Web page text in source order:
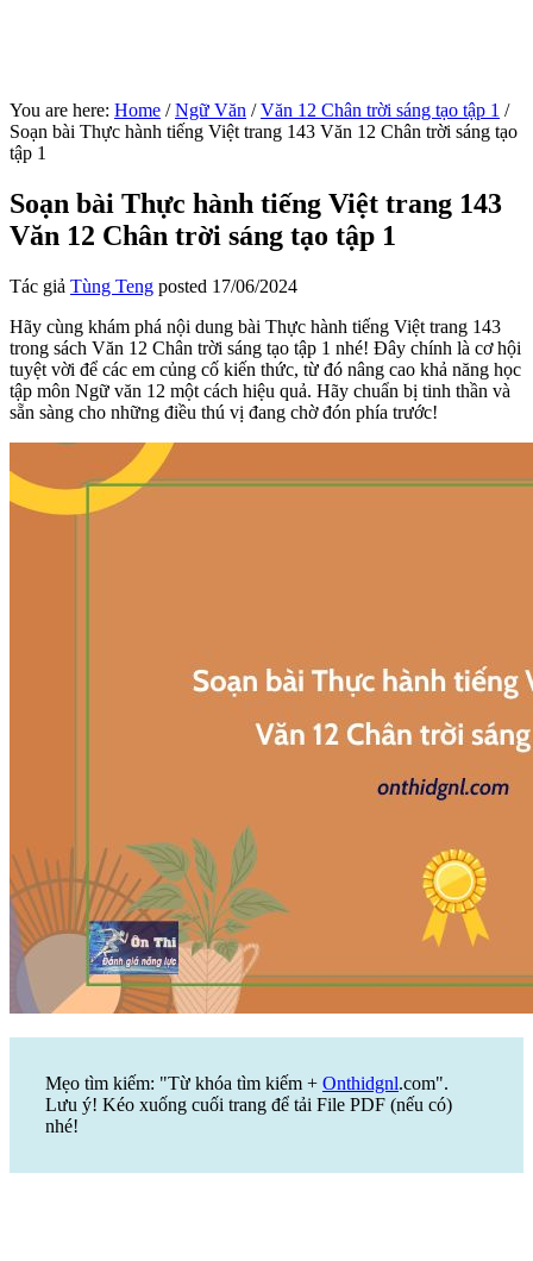
You are here: Home / Ngữ Văn / Văn 12 Chân trời sáng tạo tập 1 /
Soạn bài Thực hành tiếng Việt trang 143 Văn 12 Chân trời sáng tạo
tập 1
Soạn bài Thực hành tiếng Việt trang 143
Văn 12 Chân trời sáng tạo tập 1
Tác giả Tùng Teng posted 17/06/2024
Hãy cùng khám phá nội dung bài Thực hành tiếng Việt trang 143
trong sách Văn 12 Chân trời sáng tạo tập 1 nhé! Đây chính là cơ hội
tuyệt vời để các em củng cố kiến thức, từ đó nâng cao khả năng học
tập môn Ngữ văn 12 một cách hiệu quả. Hãy chuẩn bị tinh thần và
sẵn sàng cho những điều thú vị đang chờ đón phía trước!
Mẹo tìm kiếm: "Từ khóa tìm kiếm + Onthidgnl.com".
Lưu ý! Kéo xuống cuối trang để tải File PDF (nếu có)
nhé!